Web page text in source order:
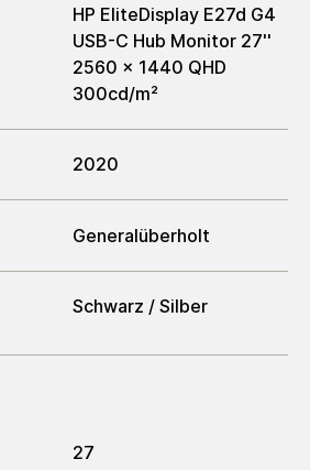
HP EliteDisplay E27d G4
USB-C Hub Monitor 27''
2560 x 1440 QHD
300cd/m²
2020
Generalüberholt
Schwarz / Silber
27